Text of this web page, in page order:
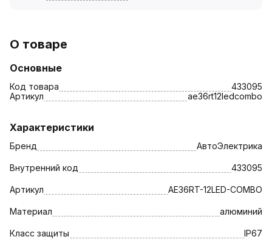
О товаре
Основные
Код товара
433095
Артикул
ae36rt12ledcombo
Характеристики
Бренд АвтоЭлектрика
Внутренний код 433095
Артикул AE36RT-12LED-COMBO
Материал алюминий
Класс защиты IP67